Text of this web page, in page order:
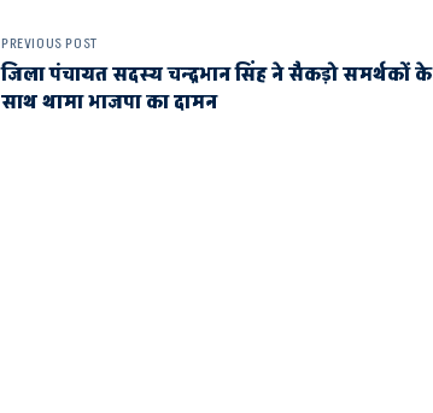
PREVIOUS POST
जिला पंचायत सदस्य चन्द्रभान सिंह ने सैकड़ो समर्थकों के
साथ थामा भाजपा का दामन